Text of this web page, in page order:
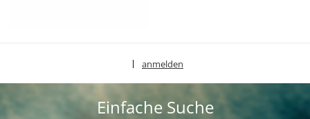
anmelden
Einfache Suche